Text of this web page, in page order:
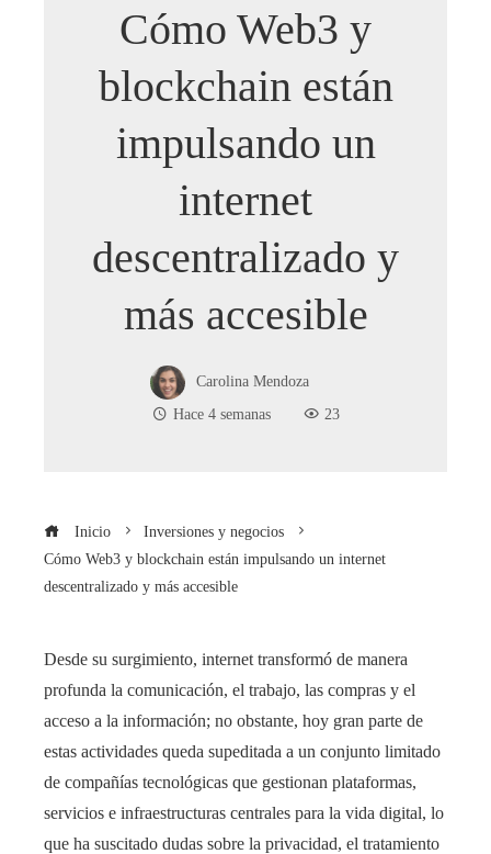
Cómo Web3 y
blockchain están
impulsando un
internet
descentralizado y
más accesible
Carolina Mendoza
Hace 4 semanas
23
Inicio
Inversiones y negocios
Cómo Web3 y blockchain están impulsando un internet
descentralizado y más accesible
Desde su surgimiento, internet transformó de manera
profunda la comunicación, el trabajo, las compras y el
acceso a la información; no obstante, hoy gran parte de
estas actividades queda supeditada a un conjunto limitado
de compañías tecnológicas que gestionan plataformas,
servicios e infraestructuras centrales para la vida digital, lo
que ha suscitado dudas sobre la privacidad, el tratamiento